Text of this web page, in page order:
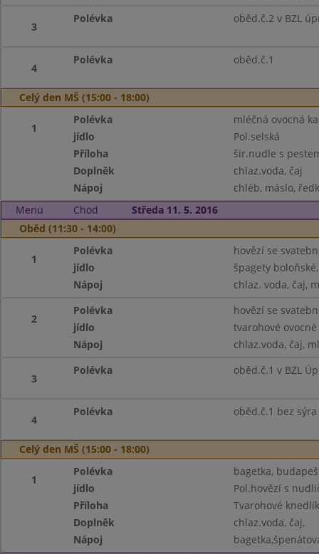
3
Polévka oběd.č.2 v BZL
4
Polévka oběd.č.1
Celý den MŠ (15:00 - 18:00)
1
Polévka
mléčná ovocná
jídlo
Pol.selská
Příloha
šir.nudle s
Doplněk
chlaz.voda, čaj
Nápoj
chléb, máslo,
Menu
Chod
Středa 11. 5. 2016
Oběd (11:30 - 14:00)
1
Polévka
hovězí se
jídlo
špagety
Nápoj
chlaz. voda, čaj,
2
Polévka
hovězí se
jídlo
tvarohové
Nápoj
chlaz.voda, čaj,
3
Polévka oběd.č.1 v BZL
4
Polévka oběd.č.1 bez sýra
Celý den MŠ (15:00 - 18:00)
1
Polévka
bagetka,
jídlo
Pol.hovězí s
Příloha
Tvarohové
Doplněk
chlaz.voda, čaj,
Nápoj